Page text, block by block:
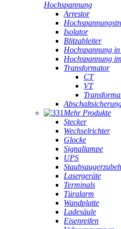
Hochspannung
Arrestor
Isolator
Blitzableiter
Hochspannung
Hochspannung
Transformator
CT
VT
Mehr Produkte
Stecker
Wechselrichter
Glocke
Signallampe
UPS
Lasergeräte
Terminals
Türalarm
Wandplatte
Ladesäule
Eisenreifen